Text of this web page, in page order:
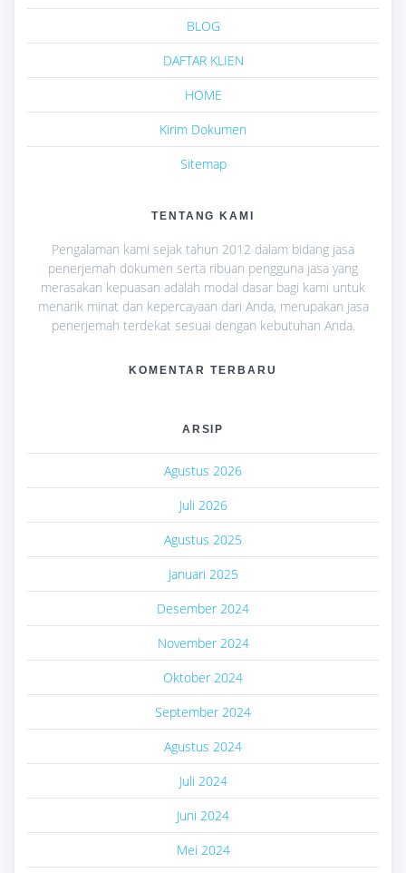
BLOG
DAFTAR KLIEN
HOME
Kirim Dokumen
Sitemap
TENTANG KAMI
Pengalaman kami sejak tahun 2012 dalam bidang jasa
penerjemah dokumen serta ribuan pengguna jasa yang
merasakan kepuasan adalah modal dasar bagi kami untuk
menarik minat dan kepercayaan dari Anda, merupakan jasa
penerjemah terdekat sesuai dengan kebutuhan Anda.
KOMENTAR TERBARU
ARSIP
Agustus 2026
Juli 2026
Agustus 2025
Januari 2025
Desember 2024
November 2024
Oktober 2024
September 2024
Agustus 2024
Juli 2024
Juni 2024
Mei 2024